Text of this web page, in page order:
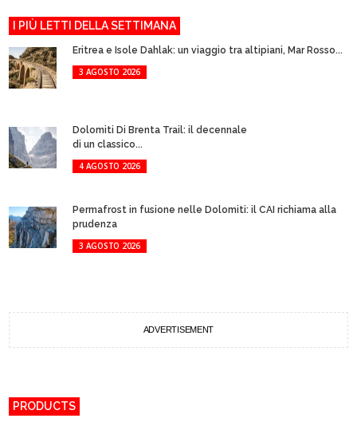
I PIÙ LETTI DELLA SETTIMANA
Eritrea e Isole Dahlak: un viaggio tra altipiani, Mar Rosso...
3 AGOSTO 2026
Dolomiti Di Brenta Trail: il decennale
di un classico...
4 AGOSTO 2026
Permafrost in fusione nelle Dolomiti: il CAI richiama alla
prudenza
3 AGOSTO 2026
ADVERTISEMENT
PRODUCTS